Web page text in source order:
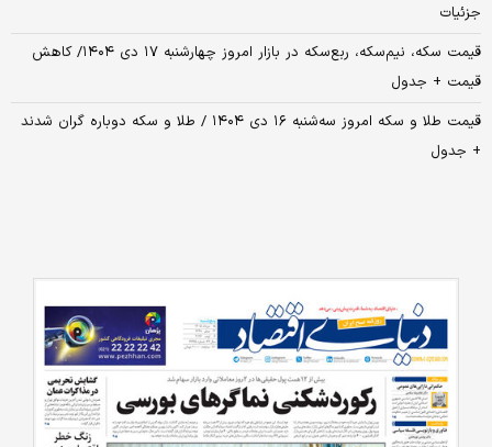
جزئیات
قیمت سکه، نیم‌سکه، ربع‌سکه در بازار امروز چهارشنبه ۱۷ دی ۱۴۰۴/ کاهش
قیمت + جدول
قیمت طلا و سکه امروز سه‌شنبه ۱۶ دی ۱۴۰۴ / طلا و سکه دوباره گران شدند
+ جدول